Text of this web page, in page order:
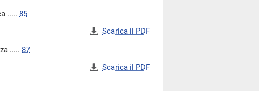
..... 85
Scarica il PDF
..... 87
Scarica il PDF